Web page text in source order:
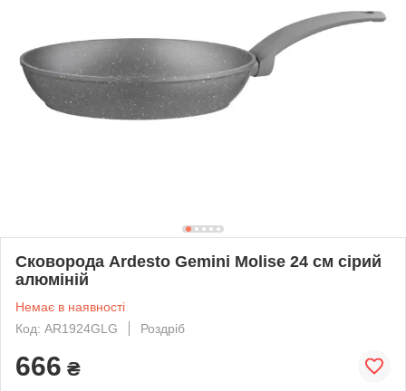
Сковорода Ardesto Gemini Molise 24 см сірий
алюміній
Немає в наявності
Код: AR1924GLG
Роздріб
666 ₴